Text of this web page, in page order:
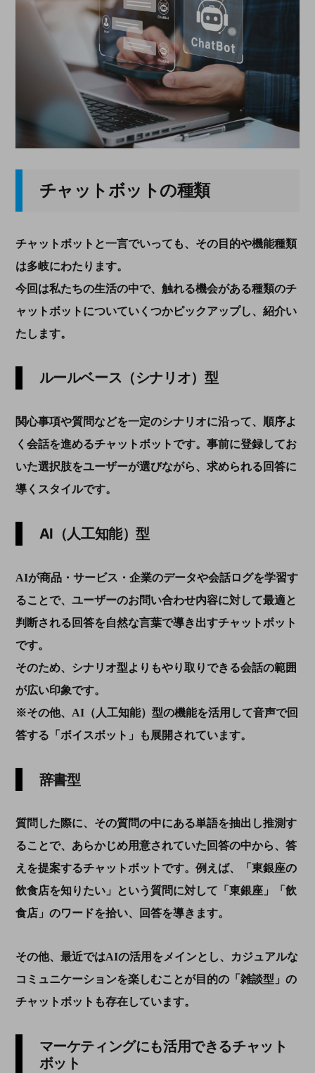
チャットボットの種類
チャットボットと一言でいっても、その目的や機能種類
は多岐にわたります。
今回は私たちの生活の中で、触れる機会がある種類のチ
ャットボットについていくつかピックアップし、紹介い
たします。
ルールベース（シナリオ）型
関心事項や質問などを一定のシナリオに沿って、順序よ
く会話を進めるチャットボットです。事前に登録してお
いた選択肢をユーザーが選びながら、求められる回答に
導くスタイルです。
AI（人工知能）型
AIが商品・サービス・企業のデータや会話ログを学習す
ることで、ユーザーのお問い合わせ内容に対して最適と
判断される回答を自然な言葉で導き出すチャットボット
です。
そのため、シナリオ型よりもやり取りできる会話の範囲
が広い印象です。
※その他、AI（人工知能）型の機能を活用して音声で回
答する「ボイスボット」も展開されています。
辞書型
質問した際に、その質問の中にある単語を抽出し推測す
ることで、あらかじめ用意されていた回答の中から、答
えを提案するチャットボットです。例えば、「東銀座の
飲食店を知りたい」という質問に対して「東銀座」「飲
食店」のワードを拾い、回答を導きます。
その他、最近ではAIの活用をメインとし、カジュアルな
コミュニケーションを楽しむことが目的の「雑談型」の
チャットボットも存在しています。
マーケティングにも活用できるチャット
ボット